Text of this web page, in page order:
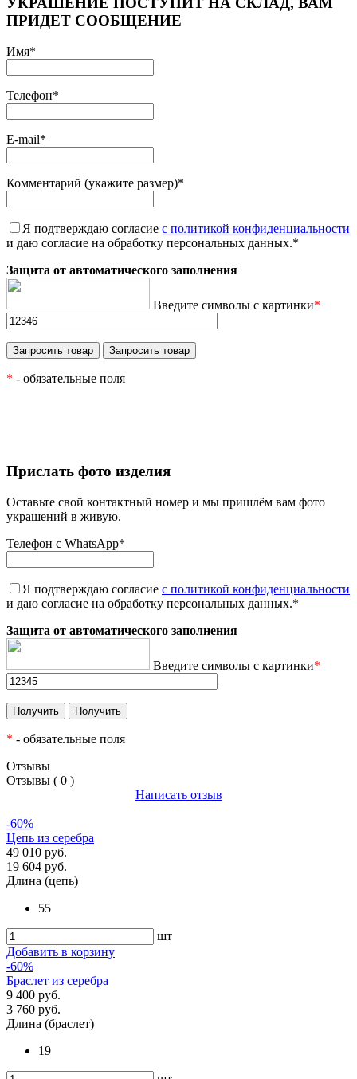
ПРИДЕТ СООБЩЕНИЕ
Имя*
Телефон*
E-mail*
Комментарий (укажите размер)*
Я подтверждаю согласие с политикой конфиденциальности
и даю согласие на обработку персональных данных.*
Защита от автоматического заполнения
Введите символы с картинки*
* - обязательные поля
Прислать фото изделия
Оставьте свой контактный номер и мы пришлём вам фото
украшений в живую.
Телефон с WhatsApp*
Я подтверждаю согласие с политикой конфиденциальности
и даю согласие на обработку персональных данных.*
Защита от автоматического заполнения
Введите символы с картинки*
* - обязательные поля
Отзывы
Отзывы ( 0 )
Написать отзыв
-60%
Цепь из серебра
49 010 руб.
19 604 руб.
Длина (цепь)
55
шт
Добавить в корзину
-60%
Браслет из серебра
9 400 руб.
3 760 руб.
Длина (браслет)
19